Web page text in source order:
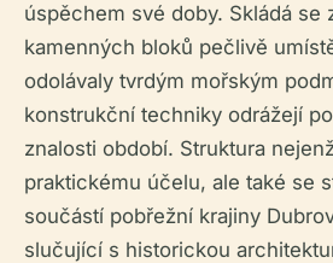
úspěchem své doby. Skládá se
kamenných bloků pečlivě
odolávaly tvrdým mořským
konstrukční techniky odrážejí
znalosti období. Struktura
praktickému účelu, ale také se
součástí pobřežní krajiny
slučující s historickou